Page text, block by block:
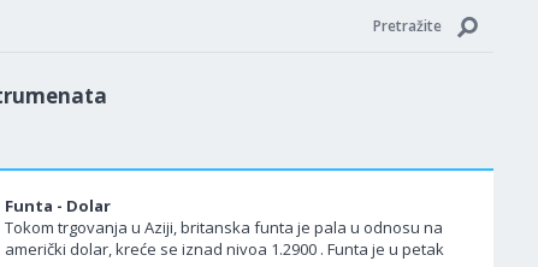
Pretražite
Funta - Dolar
Tokom trgovanja u Aziji, britanska funta je pala u odnosu na
američki dolar, kreće se iznad nivoa 1.2900 . Funta je u petak